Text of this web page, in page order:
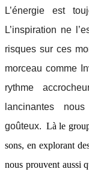
L’énergie est
L’inspiration ne
risques sur ces
morceau comme
rythme
lancinantes
goûteux. Là le
sons, en explorant
nous prouvent aussi